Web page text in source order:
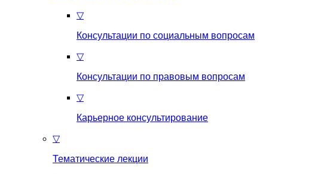
▽
Консультации по социальным вопросам
▽
Консультации по правовым вопросам
▽
Карьерное консультирование
▽
Тематические лекции